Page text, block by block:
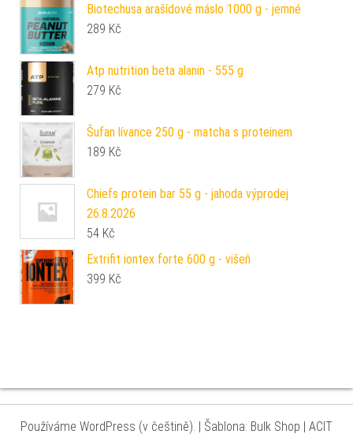
Biotechusa arašídové máslo 1000 g - jemné
289 Kč
Atp nutrition beta alanin - 555 g
279 Kč
Šufan lívance 250 g - matcha s proteinem
189 Kč
Chiefs protein bar 55 g - jahoda výprodej
26.8.2026
54 Kč
Extrifit iontex forte 600 g - višeň
399 Kč
Používáme WordPress (v češtině). | Šablona: Bulk Shop | ACIT